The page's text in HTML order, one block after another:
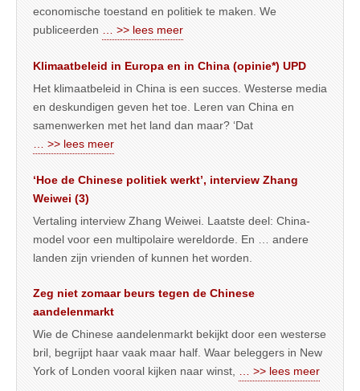
economische toestand en politiek te maken. We
publiceerden
… >> lees meer
Klimaatbeleid in Europa en in China (opinie*) UPD
Het klimaatbeleid in China is een succes. Westerse media
en deskundigen geven het toe. Leren van China en
samenwerken met het land dan maar? ‘Dat
… >> lees meer
‘Hoe de Chinese politiek werkt’, interview Zhang
Weiwei (3)
Vertaling interview Zhang Weiwei. Laatste deel: China-
model voor een multipolaire wereldorde. En … andere
landen zijn vrienden of kunnen het worden.
Zeg niet zomaar beurs tegen de Chinese
aandelenmarkt
Wie de Chinese aandelenmarkt bekijkt door een westerse
bril, begrijpt haar vaak maar half. Waar beleggers in New
York of Londen vooral kijken naar winst,
… >> lees meer